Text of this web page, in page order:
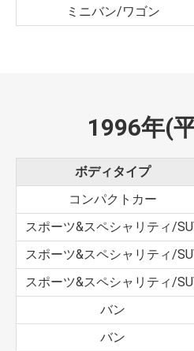
ミニバン/ワゴン
1996年(
ボディタイプ
コンパクトカー
スポーツ&スペシャリティ/
スポーツ&スペシャリティ/
スポーツ&スペシャリティ/
バン
バン